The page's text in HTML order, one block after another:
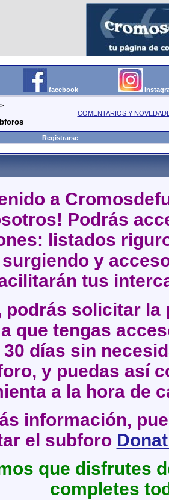
facebook
>
COMENTARIOS Y
Registrarse
a
Podrás
listados
y
tus
podrás solicitar
que tengas
días sin
y puedas así
a la hora de
información,
el subforo
que disfrutes
completes